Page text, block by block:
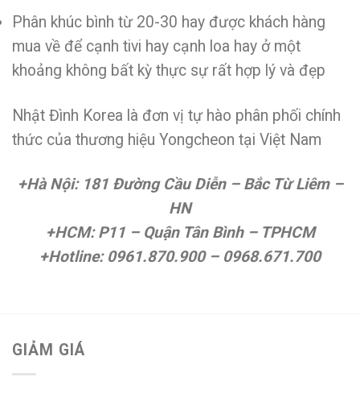
Phân khúc bình từ 20-30 hay được khách hàng
mua về để cạnh tivi hay cạnh loa hay ở một
khoảng không bất kỳ thực sự rất hợp lý và đẹp
Nhật Đình Korea là đơn vị tự hào phân phối chính
thức của thương hiệu Yongcheon tại Việt Nam
+Hà Nội: 181 Đường Cầu Diễn – Bắc Từ Liêm –
HN
+HCM: P11 – Quận Tân Bình – TPHCM
+Hotline: 0961.870.900 – 0968.671.700
GIẢM GIÁ